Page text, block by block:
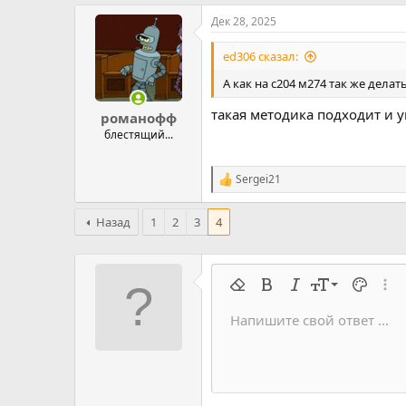
романофф
блестящий...
Дек 28, 2025
ed306 сказал:
А как на с204 м274 так же
такая методика подходит и
Р
е
а
к
и
Sergei21
Назад 1 2 3 4
Удалить форматирование
ЖирныйКурсивРазмер шрифта
9
10
18
Цвет
Семейство шрифтов
Arial
Перечёркнутый
Подчеркивание
Код в строку
Вставить горизонтальную
Спойлер
Код Запрет
Напишите свой ответ ...